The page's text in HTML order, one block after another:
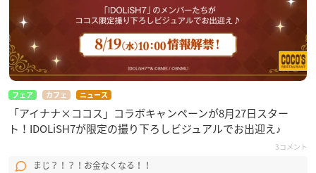
フェア カフェ ニュース
「アイナナ×ココス」コラボキャンペーンが8月27日スター
ト！IDOLiSH7が限定の撮り下ろしビジュアルでお出迎え♪
3コメント
まじ？！？！お金なくなる！！